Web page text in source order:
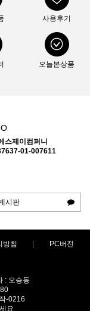
사용후기
오늘본상품
스제이컴퍼니
01-007611
시판
방침 PC버전
: 오승동
-0216
요